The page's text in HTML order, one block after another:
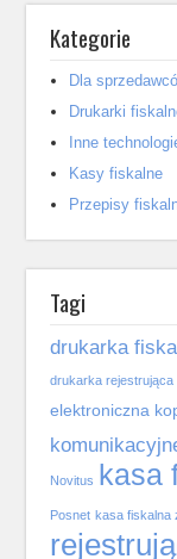
Kategorie
Dla
Drukarki
Inne
Kasy fiskalne
Przepisy
Tagi
drukarka
drukarka rejestrująca
elektroniczna
Novitus kasa
Posnet kasa fiskalna